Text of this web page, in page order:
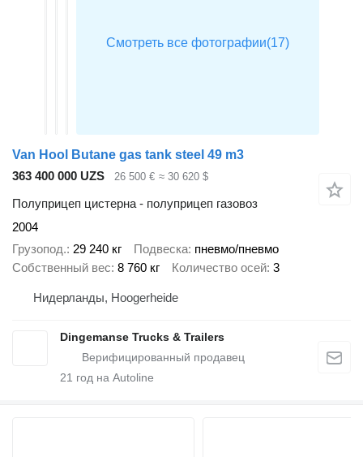
Van Hool Butane gas tank steel 49 m3
363 400 000 UZS
26 500 € ≈ 30 620 $
Полуприцеп цистерна - полуприцеп газовоз
2004
Грузопод. 29 240 кг Подвеска пневмо/пневмо
Собственный вес 8 760 кг Количество осей 3
Нидерланды, Hoogerheide
Dingemanse Trucks & Trailers
21 год на Autoline